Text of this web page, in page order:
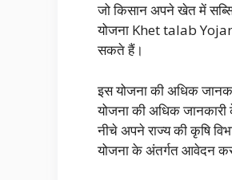
जो किसान अपने खेत में
योजना Khet talab
सकते हैं।
इस योजना की अधिक
योजना की अधिक
नीचे अपने राज्य की कृषि
योजना के अंतर्गत आवेदन